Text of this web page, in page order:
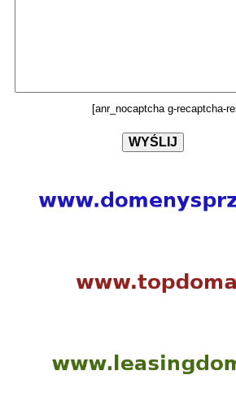
[anr_nocaptcha g-recaptcha-